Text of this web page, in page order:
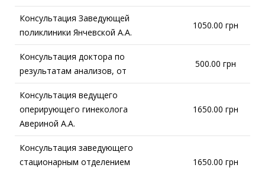
Консультация Заведующей
поликлиники Янчевской А.А.
1050.00 грн
Консультация доктора по
результатам анализов, от
500.00 грн
Консультация ведущего
оперирующего гинеколога
Авериной А.А.
1650.00 грн
Консультация заведующего
стационарным отделением
1650.00 грн